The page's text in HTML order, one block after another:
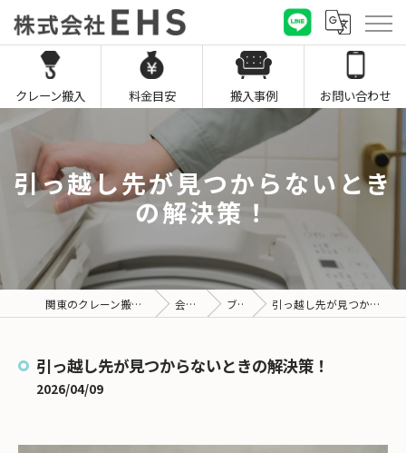
クレーン搬入 料金目安 搬入事例 お問い合わせ
引っ越し先が見つからないとき
の解決策！
関東のクレーン搬入なら株式会社EHS 会社概要 ブログ 引っ越し先が見つからないときの解決策！
引っ越し先が見つからないときの解決策！
2026/04/09